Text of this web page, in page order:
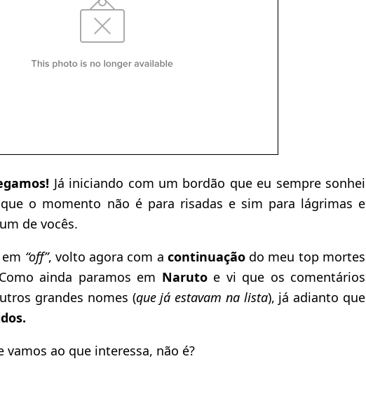
Já iniciando com um bordão que eu sempre sonhei
o momento não é para risadas e sim para lágrimas e
de vocês.
“off”, volto agora com a continuaçãodo meu top mortes
ainda paramos em Narutoe vi que os comentários
grandes nomes (que já estavam na lista), já adianto que
vamos ao que interessa, não é?